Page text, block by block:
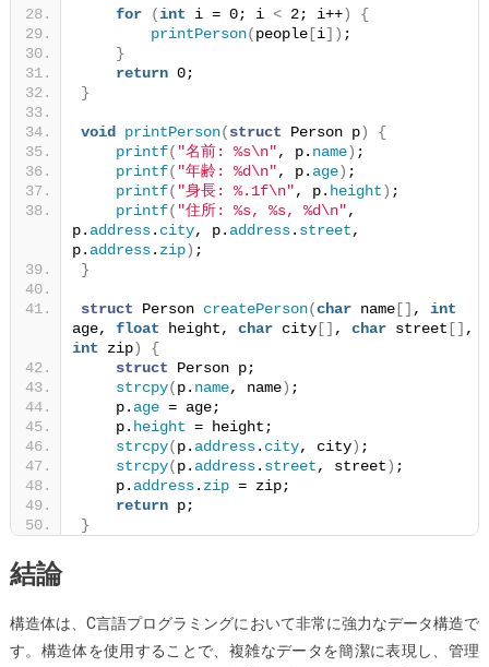
for (int i = 0; i < 2; i++)
{
printPerson(people[i]) ;
}
return 0;
}
void printPerson(struct Person p)
{
printf( "名前: %s\n", p. name) ;
printf( "年齢: %d\n", p. age) ;
printf( "身長: %.1f\n", p. height) ;
printf( "住所: %s, %s, %d\n",
p. address. city, p. address. street,
p. address. zip) ;
}
struct Person createPerson(char name[] , int
age, float height, char city[] , char street []
int zip)
{
struct Person p;
strcpy(p. name, name) ;
    p.
age = age;
    p.
height = height;
strcpy(p. address. city, city) ;
strcpy(p. address. street, street) ;
    p.
address. zip = zip;
return p;
}
結論
構造体は、C言語プログラミングにおいて非常に強力なデータ構造で
す。構造体を使用することで、複雑なデータを簡潔に表現し、管理